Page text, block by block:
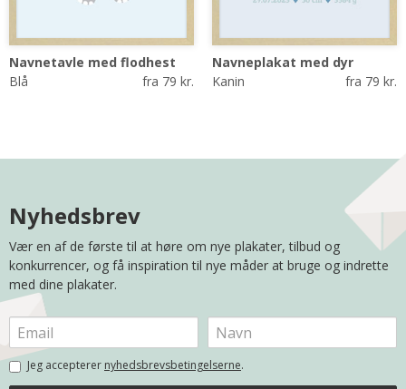
Navnetavle med flodhest
Blå
fra 79 kr.
Navneplakat med dyr
Kanin
fra 79 kr.
Nyhedsbrev
Vær en af de første til at høre om nye plakater, tilbud og
konkurrencer, og få inspiration til nye måder at bruge og indrette
med dine plakater.
Jeg accepterer nyhedsbrevsbetingelserne.